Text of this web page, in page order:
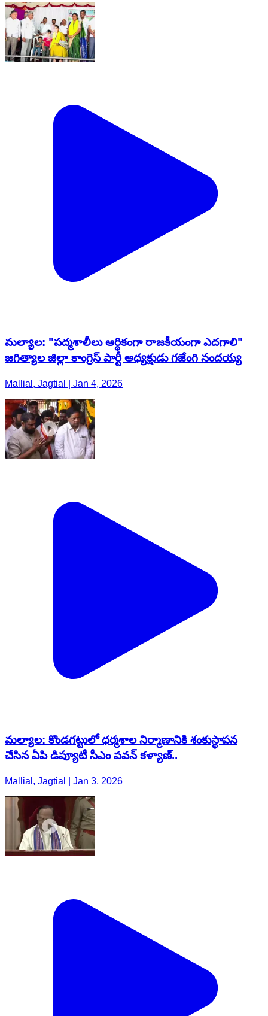
మల్యాల: "పద్మశాలీలు ఆర్థికంగా రాజకీయంగా ఎదగాలి"
జగిత్యాల జిల్లా కాంగ్రెస్ పార్టీ అధ్యక్షుడు గజేంగి నందయ్య
Mallial, Jagtial | Jan 4, 2026
మల్యాల: కొండగట్టులో ధర్మశాల నిర్మాణానికి శంకుస్థాపన
చేసిన ఏపి డిప్యూటీ సీఎం పవన్ కళ్యాణ్..
Mallial, Jagtial | Jan 3, 2026